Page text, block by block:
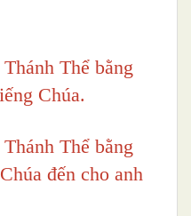
Thể bằng
Chúa.
Thể bằng
đến cho anh